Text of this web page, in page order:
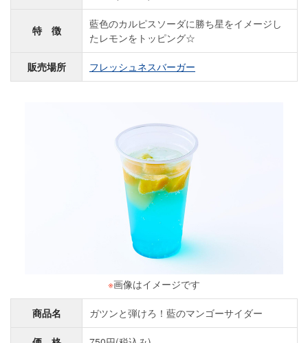
特 徴
藍色のカルピスソーダに勝ち星をイメージし
たレモンをトッピング☆
販売場所 フレッシュネスバーガー
※画像はイメージです
商品名 ガツンと弾けろ！藍のマンゴーサイダー